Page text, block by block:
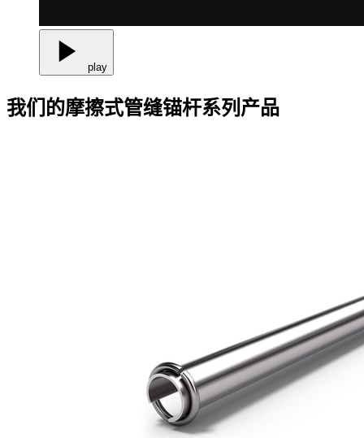
play
我们的摩擦式管缝锚杆系列产品